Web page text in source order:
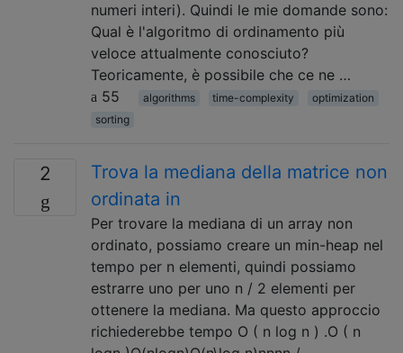
numeri interi). Quindi le mie domande sono:
Qual è l'algoritmo di ordinamento più
veloce attualmente conosciuto?
Teoricamente, è possibile che ce ne …
55
algorithms time-complexity
optimization
sorting
2
Trova la mediana della matrice non
ordinata in
Per trovare la mediana di un array non
ordinato, possiamo creare un min-heap nel
tempo per n elementi, quindi possiamo
estrarre uno per uno n / 2 elementi per
ottenere la mediana. Ma questo approccio
richiederebbe tempo O ( n log n ) .O ( n